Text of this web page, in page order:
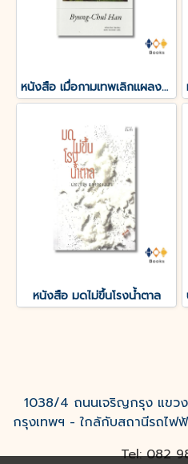
หนังสือ เมื่อกามเทพเลิกแผลงศร (The Agony of Eros)
หนังสือ มดไม่ขึ้นโรงน้ำตาล
1038/4 ถนนเจริญกรุง แขว
กรุงเทพฯ - ใกล้กับสถานีรถไฟ
Tel: 082